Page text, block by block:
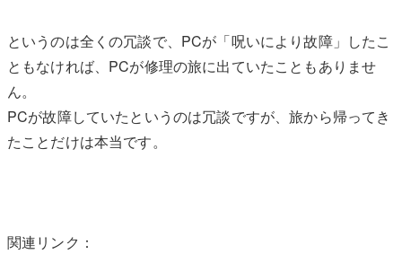
というのは全くの冗談で、PCが「呪いにより故障」したこ
ともなければ、PCが修理の旅に出ていたこともありませ
ん。
PCが故障していたというのは冗談ですが、旅から帰ってき
たことだけは本当です。
関連リンク：